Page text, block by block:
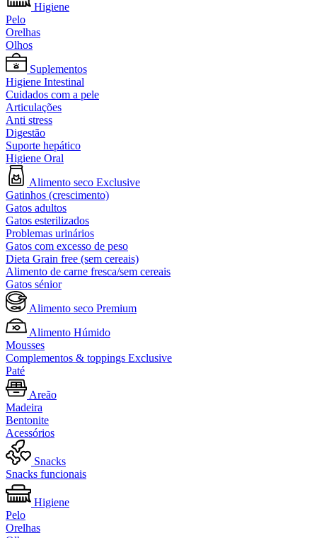
Higiene
Pelo
Orelhas
Olhos
Suplementos
Higiene Intestinal
Cuidados com a pele
Articulações
Anti stress
Digestão
Suporte hepático
Higiene Oral
Alimento seco Exclusive
Gatinhos (crescimento)
Gatos adultos
Gatos esterilizados
Problemas urinários
Gatos com excesso de peso
Dieta Grain free (sem cereais)
Alimento de carne fresca/sem cereais
Gatos sénior
Alimento seco Premium
Alimento Húmido
Mousses
Complementos & toppings Exclusive
Paté
Areão
Madeira
Bentonite
Acessórios
Snacks
Snacks funcionais
Higiene
Pelo
Orelhas